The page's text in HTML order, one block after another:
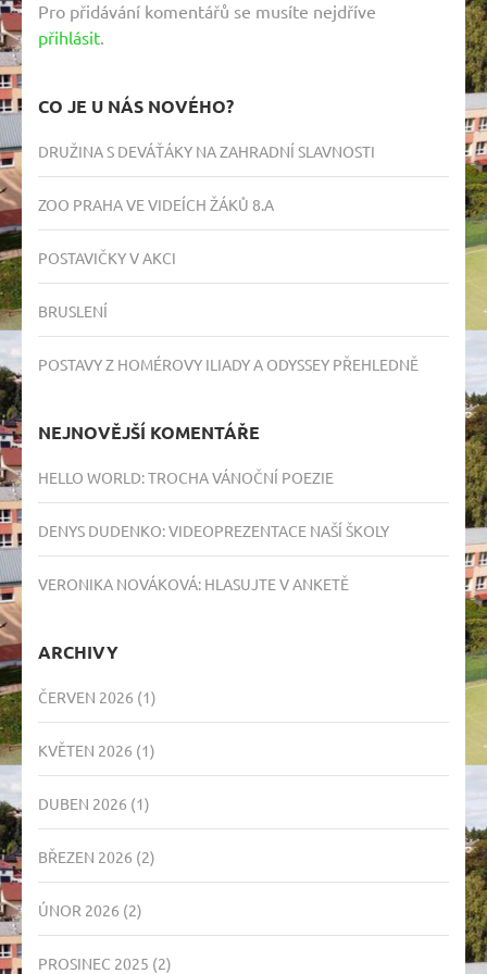
Pro přidávání komentářů se musíte nejdříve
přihlásit
CO JE U NÁS NOVÉHO?
DRUŽINA S DEVÁŤÁKY NA ZAHRADNÍ SLAVNOSTI
ZOO PRAHA VE VIDEÍCH ŽÁKŮ 8.A
POSTAVIČKY V AKCI
BRUSLENÍ
POSTAVY Z HOMÉROVY ILIADY A ODYSSEY PŘEHLEDNĚ
NEJNOVĚJŠÍ KOMENTÁŘE
HELLO WORLD:TROCHA VÁNOČNÍ POEZIE
DENYS DUDENKO:VIDEOPREZENTACE NAŠÍ ŠKOLY
VERONIKA NOVÁKOVÁ: HLASUJTE V ANKETĚ
ARCHIVY
ČERVEN 2026 (1)
KVĚTEN 2026 (1)
DUBEN 2026 (1)
BŘEZEN 2026 (2)
ÚNOR 2026 (2)
PROSINEC 2025 (2)